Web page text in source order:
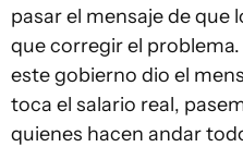
pasar el mensaje de que
que corregir el
este gobierno dio el
toca el salario real,
quienes hacen andar